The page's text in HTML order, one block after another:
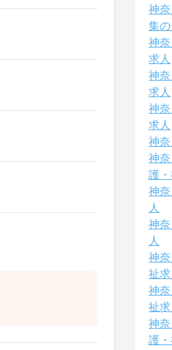
神
集
神
求人
神
求人
神
求人
神
神
護・
神
人
神
人
神
祉求
神
祉求
神
護・